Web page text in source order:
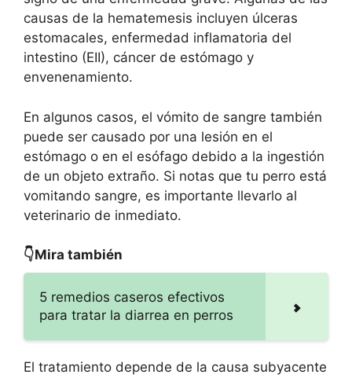
causas de la hematemesis incluyen úlceras
estomacales, enfermedad inflamatoria del
intestino (EII), cáncer de estómago y
envenenamiento.
En algunos casos, el vómito de sangre también
puede ser causado por una lesión en el
estómago o en el esófago debido a la ingestión
de un objeto extraño. Si notas que tu perro está
vomitando sangre, es importante llevarlo al
veterinario de inmediato.
👇Mira también
5 remedios caseros efectivos
para tratar la diarrea en perros
El tratamiento depende de la causa subyacente